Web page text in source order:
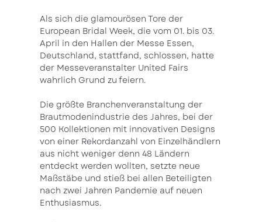
Als sich die glamourösen Tore der
European Bridal Week, die vom 01. bis 03.
April in den Hallen der Messe Essen,
Deutschland, stattfand, schlossen, hatte
der Messeveranstalter United Fairs
wahrlich Grund zu feiern.
Die größte Branchenveranstaltung der
Brautmodenindustrie des Jahres, bei der
500 Kollektionen mit innovativen Designs
von einer Rekordanzahl von Einzelhändlern
aus nicht weniger denn 48 Ländern
entdeckt werden wollten, setzte neue
Maßstäbe und stieß bei allen Beteiligten
nach zwei Jahren Pandemie auf neuen
Enthusiasmus.